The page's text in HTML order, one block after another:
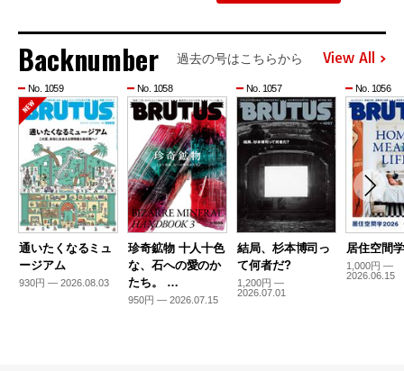
Backnumber 過去の号はこちらから View All
No. 1059
通いたくなるミュ
ージアム
930円 — 2026.08.03
No. 1058
珍奇鉱物 十人十色
な、石への愛のか
たち。 …
950円 — 2026.07.15
No. 1057
結局、杉本博司っ
て何者だ?
1,200円 —
2026.07.01
No. 1056
居住空間
1,000円 —
2026.06.15